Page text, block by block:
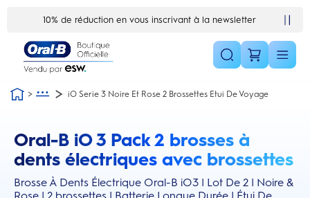
10% de réduction en vous inscrivant à la newsletter
iO Serie 3 Noire Et Rose 2 Brossettes Etui De Voyage
Oral-B iO 3 Pack 2 brosses à
dents électriques avec brossettes
Brosse À Dents Électrique Oral-B iO3 | Lot De 2 | Noire &
this action will scroll you to the reviews section